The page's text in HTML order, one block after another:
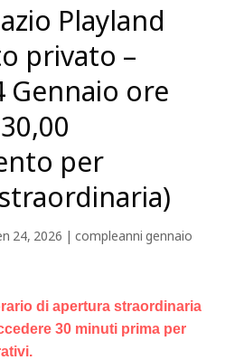
Playland
privato –
Gennaio ore
per
24, 2026 | compleanni gennaio
di apertura straordinaria
30 minuti prima per